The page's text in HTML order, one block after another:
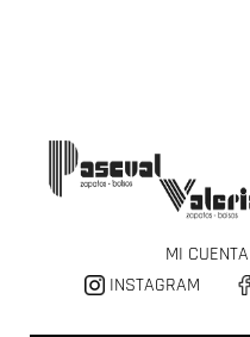
MI CUENTA
INSTAGRAM